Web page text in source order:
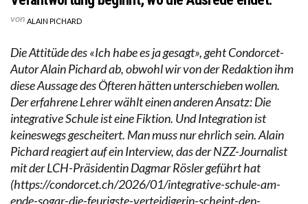
von ALAIN PICHARD
Die Attitüde des «Ich habe es ja gesagt», geht Condorcet-
Autor Alain Pichard ab, obwohl wir von der Redaktion ihm
diese Aussage des Öfteren hätten unterschieben wollen.
Der erfahrene Lehrer wählt einen anderen Ansatz: Die
integrative Schule ist eine Fiktion. Und Integration ist
keineswegs gescheitert. Man muss nur ehrlich sein. Alain
Pichard reagiert auf ein Interview, das der NZZ-Journalist
mit der LCH-Präsidentin Dagmar Rösler geführt hat
(https://condorcet.ch/2026/01/integrative-schule-am-
ende-sogar-die-feurigste-verteidigerin-scheint-den-